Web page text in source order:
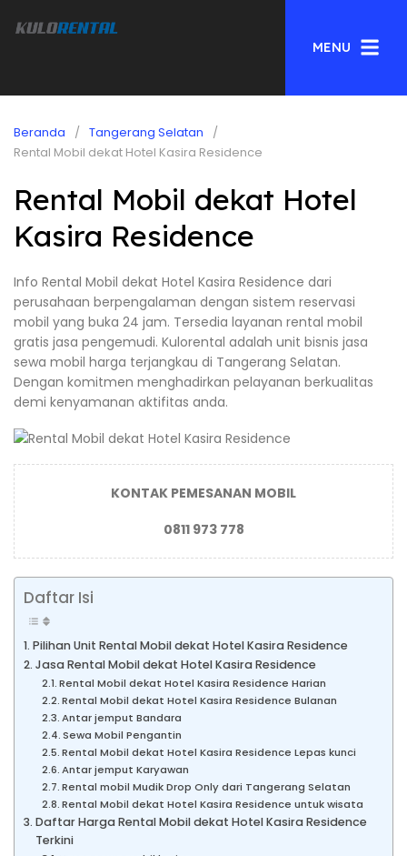
MENU
Beranda
Tangerang Selatan
Rental Mobil dekat Hotel Kasira Residence
Rental Mobil dekat Hotel
Kasira Residence
Info Rental Mobil dekat Hotel Kasira Residence dari
perusahaan berpengalaman dengan sistem reservasi
mobil yang buka 24 jam. Tersedia layanan rental mobil
gratis jasa pengemudi. Kulorental adalah unit bisnis jasa
sewa mobil harga terjangkau di Tangerang Selatan.
Dengan komitmen menghadirkan pelayanan berkualitas
demi kenyamanan aktifitas anda.
KONTAK PEMESANAN MOBIL
0811 973 778
Daftar Isi
Pilihan Unit Rental Mobil dekat Hotel Kasira Residence
Jasa Rental Mobil dekat Hotel Kasira Residence
Rental Mobil dekat Hotel Kasira Residence Harian
Rental Mobil dekat Hotel Kasira Residence Bulanan
Antar jemput Bandara
Sewa Mobil Pengantin
Rental Mobil dekat Hotel Kasira Residence Lepas kunci
Antar jemput Karyawan
Rental mobil Mudik Drop Only dari Tangerang Selatan
Rental Mobil dekat Hotel Kasira Residence untuk wisata
Daftar Harga Rental Mobil dekat Hotel Kasira Residence
Terkini